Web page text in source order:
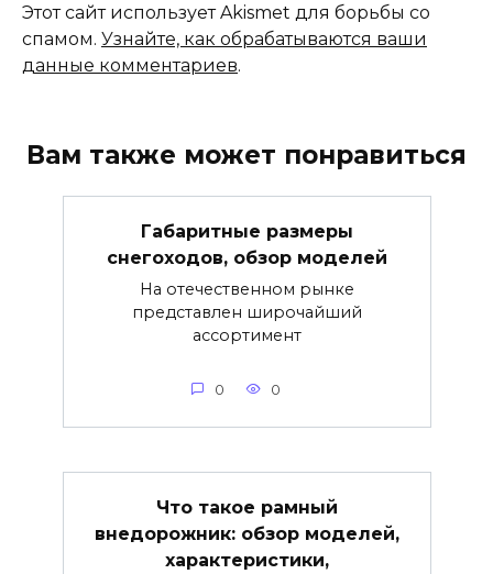
Этот сайт использует Akismet для борьбы со
спамом. Узнайте, как обрабатываются ваши
данные комментариев.
Вам также может понравиться
Габаритные размеры
снегоходов, обзор моделей
На отечественном рынке
представлен широчайший
ассортимент
0 0
Что такое рамный
внедорожник: обзор моделей,
характеристики,